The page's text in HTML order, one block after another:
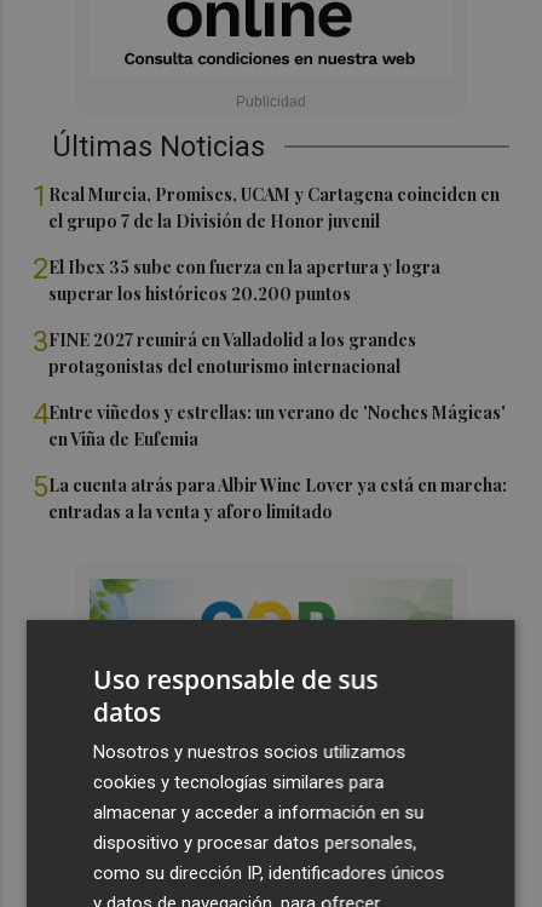
Últimas Noticias
1 Real Murcia, Promises, UCAM y Cartagena coinciden en
el grupo 7 de la División de Honor juvenil
2El Ibex 35 sube con fuerza en la apertura y logra
superar los históricos 20.200 puntos
3FINE 2027 reunirá en Valladolid a los grandes
protagonistas del enoturismo internacional
4Entre viñedos y estrellas: un verano de 'Noches Mágicas'
en Viña de Eufemia
5La cuenta atrás para Albir Wine Lover ya está en marcha:
entradas a la venta y aforo limitado
Uso responsable de sus
datos
Nosotros y nuestros socios utilizamos
cookies y tecnologías similares para
almacenar y acceder a información en su
dispositivo y procesar datos personales,
como su dirección IP, identificadores únicos